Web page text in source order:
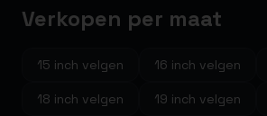
Verkopen per maat
15 inch velgen 16 inch velgen
18 inch velgen 19 inch velgen